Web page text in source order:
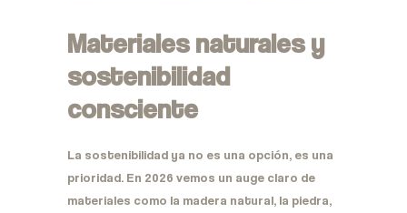
Materiales naturales y
sostenibilidad
consciente
La sostenibilidad ya no es una opción, es una
prioridad. En 2026 vemos un auge claro de
materiales como la madera natural, la piedra,